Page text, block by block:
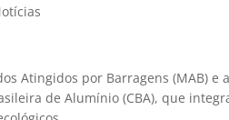
Atingidos por Barragens (MAB)
de Alumínio (CBA), que